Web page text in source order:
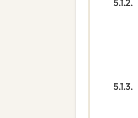
5.1.2.
5.1.3.